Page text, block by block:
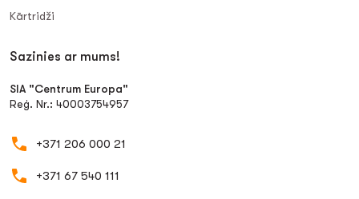
Kārtridži
Sazinies ar mums!
SIA "Centrum Europa"
Reģ. Nr.: 40003754957
+371 206 000 21
+371 67 540 111